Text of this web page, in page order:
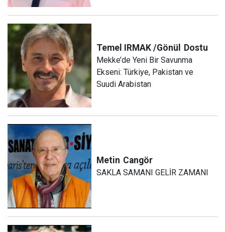
Temel IRMAK /Gönül Dostu
Mekke’de Yeni Bir Savunma
Ekseni: Türkiye, Pakistan ve
Suudi Arabistan
Metin Cangör
SAKLA SAMANI GELİR ZAMANI